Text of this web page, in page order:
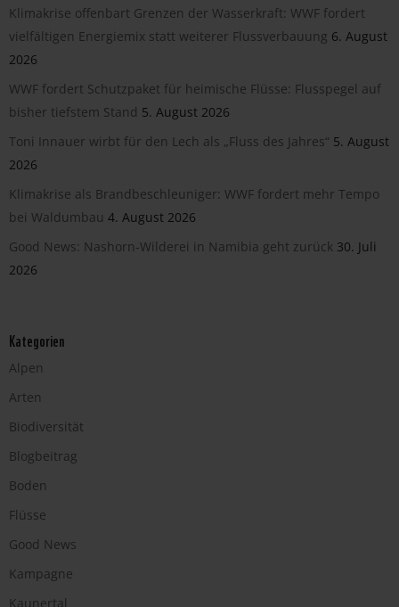
Klimakrise offenbart Grenzen der Wasserkraft: WWF fordert
vielfältigen Energiemix statt weiterer Flussverbauung 6. August
2026
WWF fordert Schutzpaket für heimische Flüsse: Flusspegel auf
bisher tiefstem Stand 5. August 2026
Toni Innauer wirbt für den Lech als „Fluss des Jahres“ 5. August
2026
Klimakrise als Brandbeschleuniger: WWF fordert mehr Tempo
bei Waldumbau 4. August 2026
Good News: Nashorn-Wilderei in Namibia geht zurück 30. Juli
2026
Kategorien
Alpen
Arten
Biodiversität
Blogbeitrag
Boden
Flüsse
Good News
Kampagne
Kaunertal